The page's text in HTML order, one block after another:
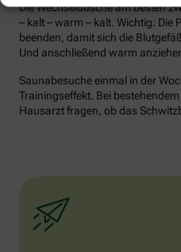
Die Wechseldusche am besten
– kalt – warm – kalt. Wichtig: Die
beenden, damit sich die
Und anschließend warm
Saunabesuche einmal in der
Trainingseffekt. Bei
Hausarzt fragen, ob das